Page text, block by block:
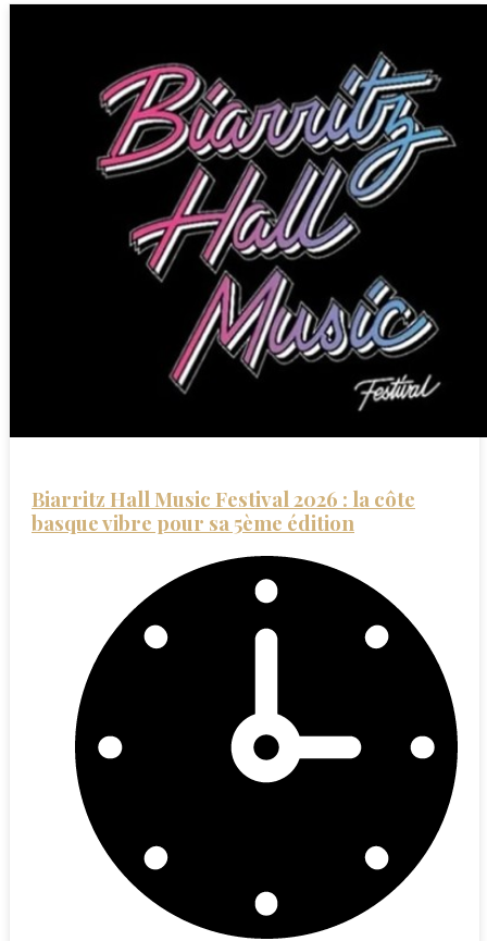
Biarritz Hall Music Festival 2026 : la côte
basque vibre pour sa 5ème édition